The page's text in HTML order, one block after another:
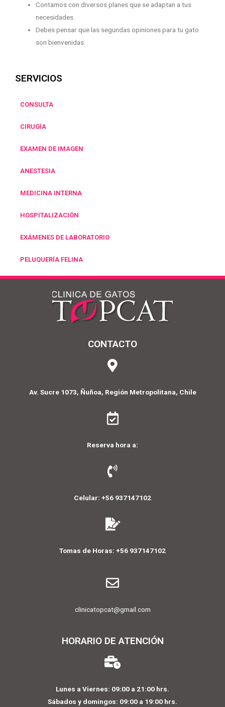
Contamos con diversos planes que se adaptan a tus
necesidades.
Debes pensar que las segundas opiniones para tu gato
son bienvenidas.
SERVICIOS
CONSULTA
CIRUGÍA
EXAMEN DE IMAGEN
ANESTESIA
MEDICINA INTERNA
HOSPITALIZACIÓN
EXÁMENES DE LABORATORIO
PELUQUERÍA FELINA
CONTACTO
Av. Sucre 1073, Ñuñoa, Región Metropolitana, Chile
Reserva hora a:
Celular: +56 937147102
Tomas de Horas: +56 937147102
clinicatopcat@gmail.com
HORARIO DE ATENCIÓN
Lunes a Viernes: 09:00 a 21:00 hrs.
Sábados y domingos: 09:00 a 19:00 hrs.